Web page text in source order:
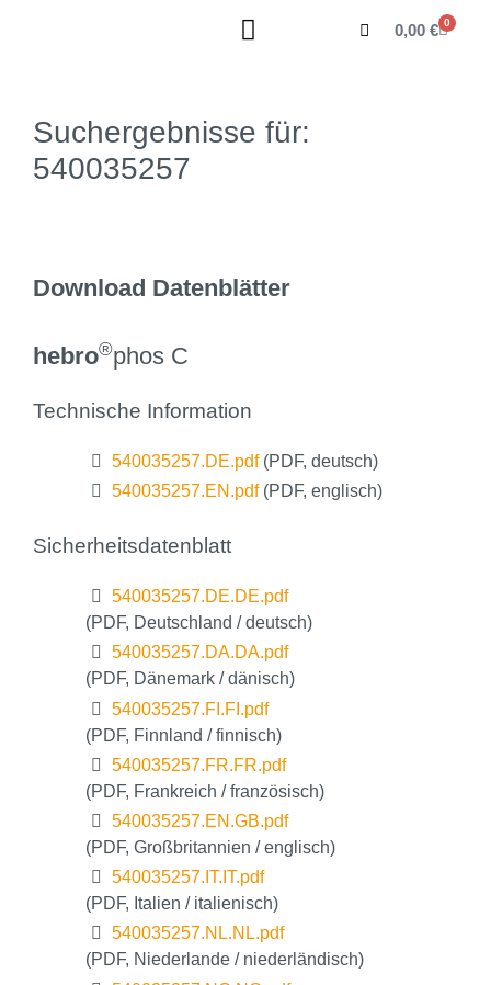
0,00 € 0
Suchergebnisse für:
540035257
Download Datenblätter
hebro®phos C
Technische Information
540035257.DE.pdf (PDF, deutsch)
540035257.EN.pdf (PDF, englisch)
Sicherheitsdatenblatt
540035257.DE.DE.pdf
(PDF, Deutschland / deutsch)
540035257.DA.DA.pdf
(PDF, Dänemark / dänisch)
540035257.FI.FI.pdf
(PDF, Finnland / finnisch)
540035257.FR.FR.pdf
(PDF, Frankreich / französisch)
540035257.EN.GB.pdf
(PDF, Großbritannien / englisch)
540035257.IT.IT.pdf
(PDF, Italien / italienisch)
540035257.NL.NL.pdf
(PDF, Niederlande / niederländisch)